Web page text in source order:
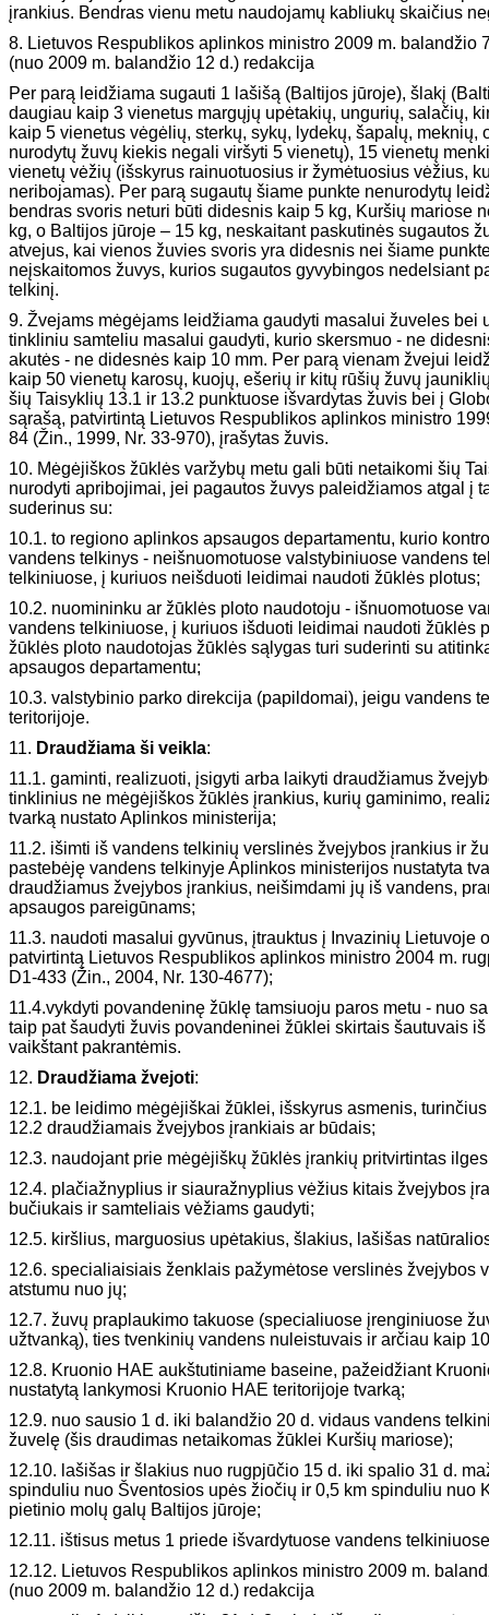
įrankius. Bendras vienu metu naudojamų kabliukų skaičius
8. Lietuvos Respublikos aplinkos ministro 2009 m. balandžio
(nuo 2009 m. balandžio 12 d.) redakcija
Per parą leidžiama sugauti 1 lašišą (Baltijos jūroje), šlakį
daugiau kaip 3 vienetus margųjų upėtakių, ungurių, salačių,
kaip 5 vienetus vėgėlių, sterkų, sykų, lydekų, šapalų, meknių,
nurodytų žuvų kiekis negali viršyti 5 vienetų), 15 vienetų
vienetų vėžių (išskyrus rainuotuosius ir žymėtuosius vėžius,
neribojamas). Per parą sugautų šiame punkte nenurodytų
bendras svoris neturi būti didesnis kaip 5 kg, Kuršių mariose
kg, o Baltijos jūroje – 15 kg, neskaitant paskutinės sugautos
atvejus, kai vienos žuvies svoris yra didesnis nei šiame
neįskaitomos žuvys, kurios sugautos gyvybingos nedelsiant
telkinį.
9. Žvejams mėgėjams leidžiama gaudyti masalui žuveles bei
tinkliniu samteliu masalui gaudyti, kurio skersmuo - ne
akutės - ne didesnės kaip 10 mm. Per parą vienam žvejui
kaip 50 vienetų karosų, kuojų, ešerių ir kitų rūšių žuvų
šių Taisyklių 13.1 ir 13.2 punktuose išvardytas žuvis bei į
sąrašą, patvirtintą Lietuvos Respublikos aplinkos ministro
84 (Žin., 1999, Nr. 33-970), įrašytas žuvis.
10. Mėgėjiškos žūklės varžybų metu gali būti netaikomi šių
nurodyti apribojimai, jei pagautos žuvys paleidžiamos atgal į
suderinus su:
10.1. to regiono aplinkos apsaugos departamentu, kurio
vandens telkinys - neišnuomotuose valstybiniuose vandens
telkiniuose, į kuriuos neišduoti leidimai naudoti žūklės plotus;
10.2. nuomininku ar žūklės ploto naudotoju - išnuomotuose
vandens telkiniuose, į kuriuos išduoti leidimai naudoti žūklės
žūklės ploto naudotojas žūklės sąlygas turi suderinti su
apsaugos departamentu;
10.3. valstybinio parko direkcija (papildomai), jeigu vandens
teritorijoje.
11. Draudžiama ši veikla:
11.1. gaminti, realizuoti, įsigyti arba laikyti draudžiamus
tinklinius ne mėgėjiškos žūklės įrankius, kurių gaminimo,
tvarką nustato Aplinkos ministerija;
11.2. išimti iš vandens telkinių verslinės žvejybos įrankius ir
pastebėję vandens telkinyje Aplinkos ministerijos nustatyta
draudžiamus žvejybos įrankius, neišimdami jų iš vandens,
apsaugos pareigūnams;
11.3. naudoti masalui gyvūnus, įtrauktus į Invazinių Lietuvoje
patvirtintą Lietuvos Respublikos aplinkos ministro 2004 m.
D1-433 (Žin., 2004, Nr. 130-4677);
11.4.vykdyti povandeninę žūklę tamsiuoju paros metu - nuo
taip pat šaudyti žuvis povandeninei žūklei skirtais šautuvais
vaikštant pakrantėmis.
12. Draudžiama žvejoti:
12.1. be leidimo mėgėjiškai žūklei, išskyrus asmenis,
12.2 draudžiamais žvejybos įrankiais ar būdais;
12.3. naudojant prie mėgėjiškų žūklės įrankių pritvirtintas
12.4. plačiažnyplius ir siauražnyplius vėžius kitais žvejybos
bučiukais ir samteliais vėžiams gaudyti;
12.5. kiršlius, marguosius upėtakius, šlakius, lašišas
12.6. specialiaisiais ženklais pažymėtose verslinės žvejybos
atstumu nuo jų;
12.7. žuvų praplaukimo takuose (specialiuose įrenginiuose
užtvanką), ties tvenkinių vandens nuleistuvais ir arčiau kaip
12.8. Kruonio HAE aukštutiniame baseine, pažeidžiant
nustatytą lankymosi Kruonio HAE teritorijoje tvarką;
12.9. nuo sausio 1 d. iki balandžio 20 d. vidaus vandens
žuvelę (šis draudimas netaikomas žūklei Kuršių mariose);
12.10. lašišas ir šlakius nuo rugpjūčio 15 d. iki spalio 31 d.
spinduliu nuo Šventosios upės žiočių ir 0,5 km spinduliu nuo
pietinio molų galų Baltijos jūroje;
12.11. ištisus metus 1 priede išvardytuose vandens
12.12. Lietuvos Respublikos aplinkos ministro 2009 m.
(nuo 2009 m. balandžio 12 d.) redakcija